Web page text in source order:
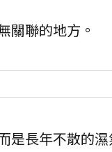
關聯的地方。
是長年不散的